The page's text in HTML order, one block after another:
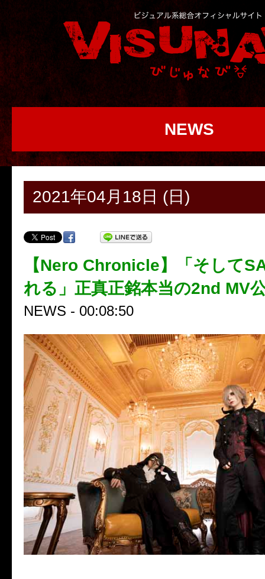
NEWS
2021年04月18日 (日)
【Nero Chronicle】「そして
れる」正真正銘本当の2nd MV
NEWS - 00:08:50